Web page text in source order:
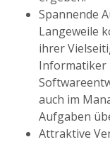
Spannende
Langeweile
ihrer
Informatiker
auch im
Aufgaben
Attraktive